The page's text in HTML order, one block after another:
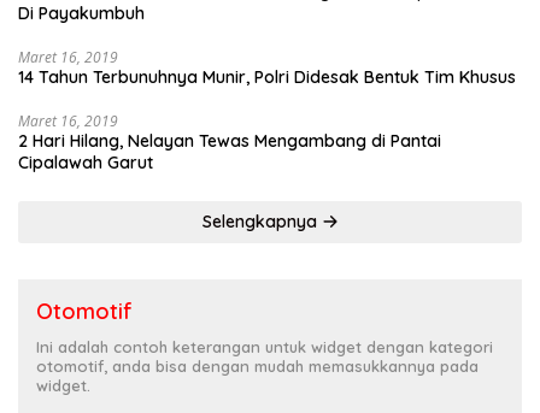
Di Payakumbuh
Maret 16, 2019
14 Tahun Terbunuhnya Munir, Polri Didesak Bentuk Tim Khusus
Maret 16, 2019
2 Hari Hilang, Nelayan Tewas Mengambang di Pantai
Cipalawah Garut
Selengkapnya
Otomotif
Ini adalah contoh keterangan untuk widget dengan kategori
otomotif, anda bisa dengan mudah memasukkannya pada
widget.